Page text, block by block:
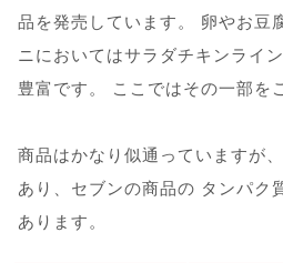
品を発売しています。 卵やお豆
ニにおいてはサラダチキンライ
豊富です。 ここではその一部を
商品はかなり似通っていますが
あり、セブンの商品の タンパク
あります。